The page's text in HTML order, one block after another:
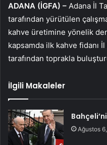
ADANA (İGFA) – Adana İl
tarafından yürütülen
kahve üretimine yönelik
kapsamda ilk kahve fidanı
tarafından toprakla
İlgili Makaleler
Ağustos